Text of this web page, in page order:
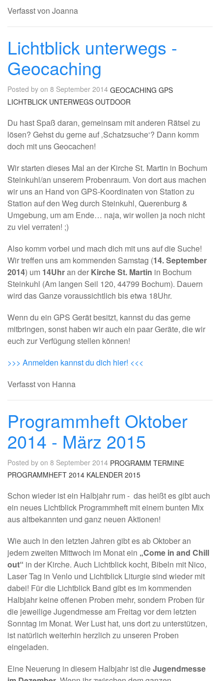
Verfasst von Joanna
Lichtblick unterwegs -
Geocaching
Posted by on 8 September 2014 GEOCACHING GPS
LICHTBLICK UNTERWEGS OUTDOOR
Du hast Spaß daran, gemeinsam mit anderen Rätsel zu
lösen? Gehst du gerne auf ‚Schatzsuche‘? Dann komm
doch mit uns Geocachen!
Wir starten dieses Mal an der Kirche St. Martin in Bochum
Steinkuhl/an unserem Probenraum. Von dort aus machen
wir uns an Hand von GPS-Koordinaten von Station zu
Station auf den Weg durch Steinkuhl, Querenburg &
Umgebung, um am Ende… naja, wir wollen ja noch nicht
zu viel verraten! ;)
Also komm vorbei und mach dich mit uns auf die Suche!
Wir treffen uns am kommenden Samstag (14. September
2014) um 14Uhran der Kirche St. Martin in Bochum
Steinkuhl (Am langen Seil 120, 44799 Bochum). Dauern
wird das Ganze voraussichtlich bis etwa 18Uhr.
Wenn du ein GPS Gerät besitzt, kannst du das gerne
mitbringen, sonst haben wir auch ein paar Geräte, die wir
euch zur Verfügung stellen können!
>>> Anmelden kannst du dich hier! <<<
Verfasst von Hanna
Programmheft Oktober
2014 - März 2015
Posted by on 8 September 2014 PROGRAMM TERMINE
PROGRAMMHEFT 2014 KALENDER 2015
Schon wieder ist ein Halbjahr rum - das heißt es gibt auch
ein neues Lichtblick Programmheft mit einem bunten Mix
aus altbekannten und ganz neuen Aktionen!
Wie auch in den letzten Jahren gibt es ab Oktober an
jedem zweiten Mittwoch im Monat ein „Come in and Chill
out“ in der Kirche. Auch Lichtblick kocht, Bibeln mit Nico,
Laser Tag in Venlo und Lichtblick Liturgie sind wieder mit
dabei! Für die Lichtblick Band gibt es im kommenden
Halbjahr keine offenen Proben mehr, sondern Proben für
die jeweilige Jugendmesse am Freitag vor dem letzten
Sonntag im Monat. Wer Lust hat, uns dort zu unterstützen,
ist natürlich weiterhin herzlich zu unseren Proben
eingeladen.
Eine Neuerung in diesem Halbjahr ist dieJugendmesse